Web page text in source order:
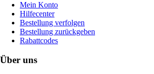
Mein Konto
Hilfecenter
Bestellung verfolgen
Bestellung zurückgeben
Rabattcodes
Über uns